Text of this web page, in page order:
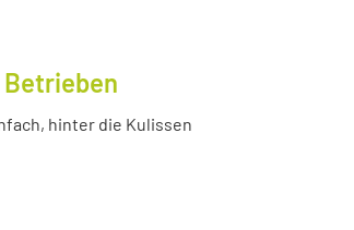
hinter die Kulissen